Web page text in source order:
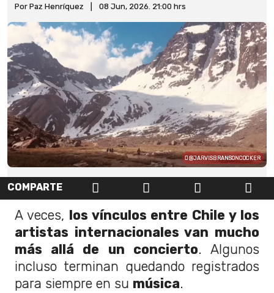
Por Paz Henríquez 08 Jun, 2026. 21:00 hrs
@JARVISBRANSONCOCKER
COMPARTE
A veces, los vínculos entre Chile y los
artistas internacionales van mucho
más allá de un concierto. Algunos
incluso terminan quedando registrados
para siempre en su música.